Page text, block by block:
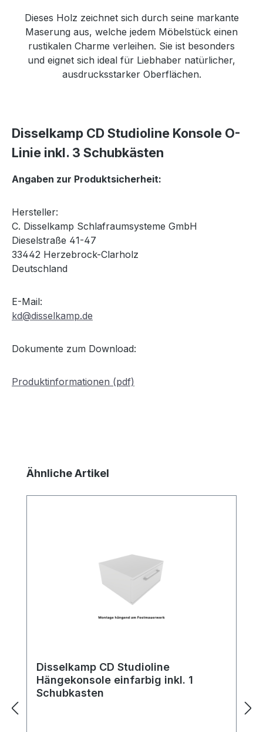
Dieses Holz zeichnet sich durch seine markante
Maserung aus, welche jedem Möbelstück einen
rustikalen Charme verleihen. Sie ist besonders
und eignet sich ideal für Liebhaber natürlicher,
ausdrucksstarker Oberflächen.
Disselkamp CD Studioline Konsole O-
Linie inkl. 3 Schubkästen
Angaben zur Produktsicherheit:
Hersteller:
C. Disselkamp Schlafraumsysteme GmbH
Dieselstraße 41-47
33442 Herzebrock-Clarholz
Deutschland
E-Mail:
kd@disselkamp.de
Dokumente zum Download:
Produktinformationen (pdf)
Produktgalerie überspringen
Ähnliche Artikel
Disselkamp CD Studioline
Hängekonsole einfarbig inkl. 1
Schubkasten